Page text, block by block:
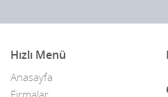
Hızlı Menü
Anasayfa